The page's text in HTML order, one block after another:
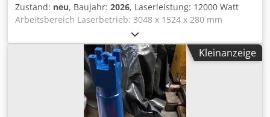
Zustand: neu, Baujahr: 2026, Laserleistung: 12000 Watt
Arbeitsbereich Laserbetrieb: 3048 x 1524 x 280 mm
simultan: 150 m / min max. Positioniergenauigkeit X,Y-
Achse: 0,05 mm Max. Baustahl: 30 mm Max. Edelstahl: 25
mm Max. Aluminium: 25 mm Max. Messing: 20 mm Max.
Kupfer: 10 mm Max. Werkstückgewicht: 1000 kg Länge:
8960 mm Breite: 2720 mm Höhe: 2400 mm Gewicht
Maschine : 5900 kg Gesamtanschlusswert: 36 kW
Djdpszcum Nsfx Aiwjkr Standardausstattung
Kleinanzeige